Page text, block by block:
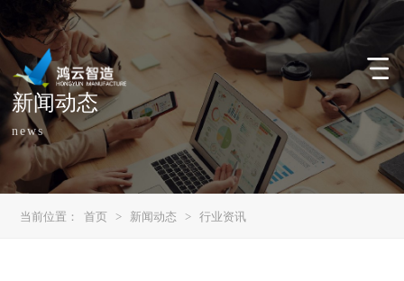
新闻动态
news
当前位置： 首页 > 新闻动态 > 行业资讯